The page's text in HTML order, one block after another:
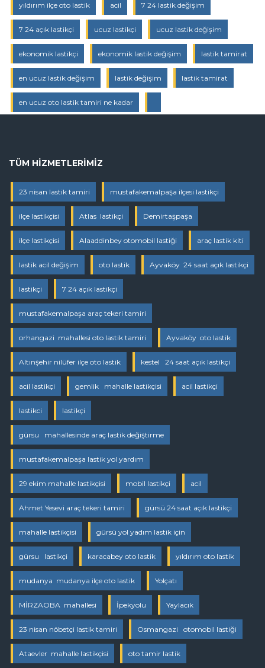
yıldırım ilçe oto lastik acil 7 24 lastik değişim
7 24 açık lastikçi ucuz lastikçi ucuz lastik değişim
ekonomik lastikçi ekonomik lastik değişim lastik tamirat
en ucuz lastik değişim lastik değişim lastik tamirat
en ucuz oto lastik tamiri ne kadar
TÜM HIZMETLERIMIZ
23 nisan lastik tamiri mustafakemalpaşa ilçesi lastikçi
ilçe lastikçisi Atlas lastikçi Demirtaşpaşa
ilçe lastikçisi Alaaddinbey otomobil lastiği araç lastik kiti
lastik acil değişim oto lastik Ayvaköy 24 saat açık lastikçi
lastikçi 7 24 açık lastikçi
mustafakemalpaşa araç tekeri tamiri
orhangazi mahallesi oto lastik tamiri Ayvaköy oto lastik
Altınşehir nilüfer ilçe oto lastik kestel 24 saat açık lastikçi
acil lastikçi gemlik mahalle lastikçisi acil lastikçi
lastikci lastikçi
gürsu mahallesinde araç lastik değiştirme
mustafakemalpaşa lastik yol yardım
29 ekim mahalle lastikçisi mobil lastikçi acil
Ahmet Yesevi araç tekeri tamiri gürsü 24 saat açık lastikçi
mahalle lastikçisi gürsü yol yadım lastik için
gürsu lastikçi karacabey oto lastik yıldırım oto lastik
mudanya mudanya ilçe oto lastik Yolçatı
MİRZAOBA mahallesi İpekyolu Yaylacık
23 nisan nöbetçi lastik tamiri Osmangazi otomobil lastiği
Ataevler mahalle lastikçisi oto tamir lastik